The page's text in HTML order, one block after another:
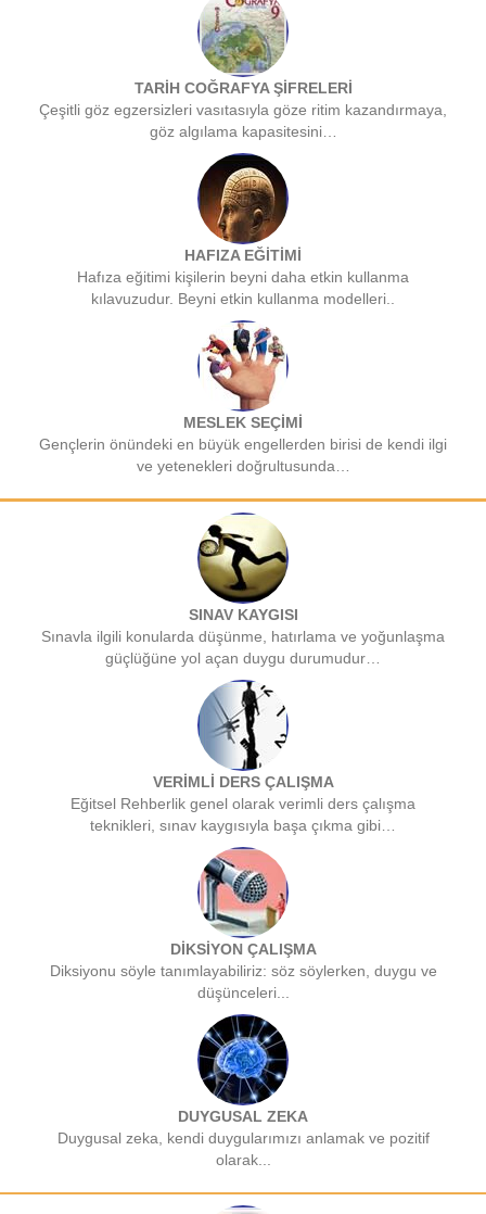
TARİH COĞRAFYA ŞİFRELERİ
Çeşitli göz egzersizleri vasıtasıyla göze ritim kazandırmaya,
göz algılama kapasitesini…
HAFIZA EĞİTİMİ
Hafıza eğitimi kişilerin beyni daha etkin kullanma
kılavuzudur. Beyni etkin kullanma modelleri..
MESLEK SEÇİMİ
Gençlerin önündeki en büyük engellerden birisi de kendi ilgi
ve yetenekleri doğrultusunda…
SINAV KAYGISI
Sınavla ilgili konularda düşünme, hatırlama ve yoğunlaşma
güçlüğüne yol açan duygu durumudur…
VERİMLİ DERS ÇALIŞMA
Eğitsel Rehberlik genel olarak verimli ders çalışma
teknikleri, sınav kaygısıyla başa çıkma gibi…
DİKSİYON ÇALIŞMA
Diksiyonu söyle tanımlayabiliriz: söz söylerken, duygu ve
düşünceleri...
DUYGUSAL ZEKA
Duygusal zeka, kendi duygularımızı anlamak ve pozitif
olarak...